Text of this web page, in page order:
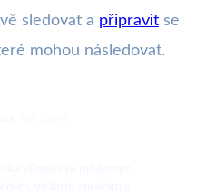
sledovat a připravit se
mohou následovat.